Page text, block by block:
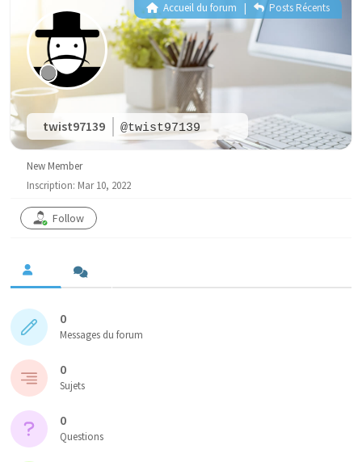
twist97139 @twist97139
Accueil du forum | Posts Récents
New Member
Inscription: Mar 10, 2022
Follow
0
Messages du forum
0
Sujets
0
Questions